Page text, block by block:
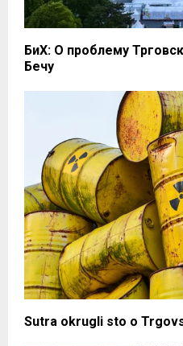
БиХ: О проблему
Бечу
Sutra okrugli sto o